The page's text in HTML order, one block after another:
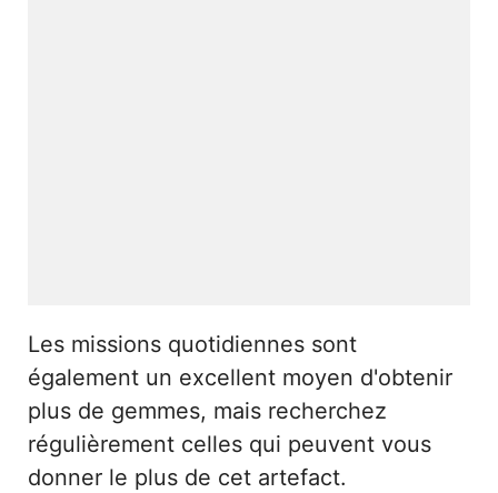
Les missions quotidiennes sont
également un excellent moyen d'obtenir
plus de gemmes, mais recherchez
régulièrement celles qui peuvent vous
donner le plus de cet artefact.